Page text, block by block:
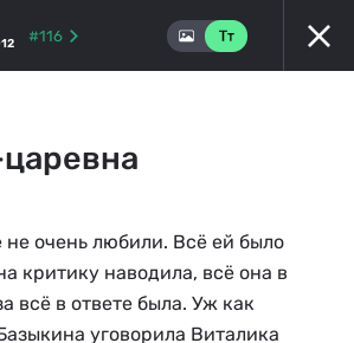
#116
очень любили. Всё ей было
критику наводила, всё она в
всё в ответе была. Уж как
уговорила Виталика